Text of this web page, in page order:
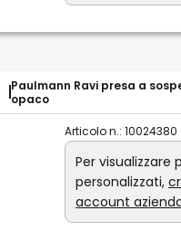
Paulmann Ravi presa a
opaco
Articolo n.: 10024380
Per visualizzare
personalizzati,
account